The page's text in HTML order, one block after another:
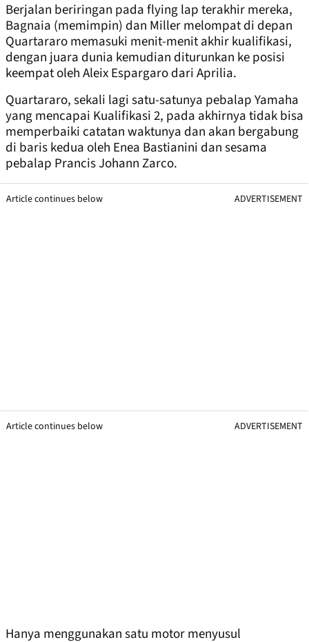
Berjalan beriringan pada flying lap terakhir mereka,
Bagnaia (memimpin) dan Miller melompat di depan
Quartararo memasuki menit-menit akhir kualifikasi,
dengan juara dunia kemudian diturunkan ke posisi
keempat oleh Aleix Espargaro dari Aprilia.
Quartararo, sekali lagi satu-satunya pebalap Yamaha
yang mencapai Kualifikasi 2, pada akhirnya tidak bisa
memperbaiki catatan waktunya dan akan bergabung
di baris kedua oleh Enea Bastianini dan sesama
pebalap Prancis Johann Zarco.
Article continues below ADVERTISEMENT
Article continues below ADVERTISEMENT
Hanya menggunakan satu motor menyusul